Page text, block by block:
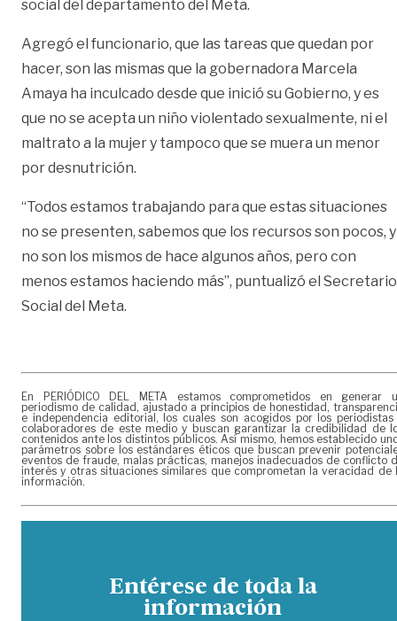
social del departamento del Meta.
Agregó el funcionario, que las tareas que quedan por
hacer, son las mismas que la gobernadora Marcela
Amaya ha inculcado desde que inició su Gobierno, y es
que no se acepta un niño violentado sexualmente, ni el
maltrato a la mujer y tampoco que se muera un menor
por desnutrición.
“Todos estamos trabajando para que estas situaciones
no se presenten, sabemos que los recursos son pocos, y
no son los mismos de hace algunos años, pero con
menos estamos haciendo más”, puntualizó el Secretario
Social del Meta.
En PERIÓDICO DEL META estamos comprometidos en generar
periodismo de calidad, ajustado a principios de honestidad,
e independencia editorial, los cuales son acogidos por los periodistas
colaboradores de este medio y buscan garantizar la credibilidad de
contenidos ante los distintos públicos. Así mismo, hemos establecido
parámetros sobre los estándares éticos que buscan prevenir
eventos de fraude, malas prácticas, manejos inadecuados de conflicto
interés y otras situaciones similares que comprometan la veracidad de
información.
Entérese de toda la
información